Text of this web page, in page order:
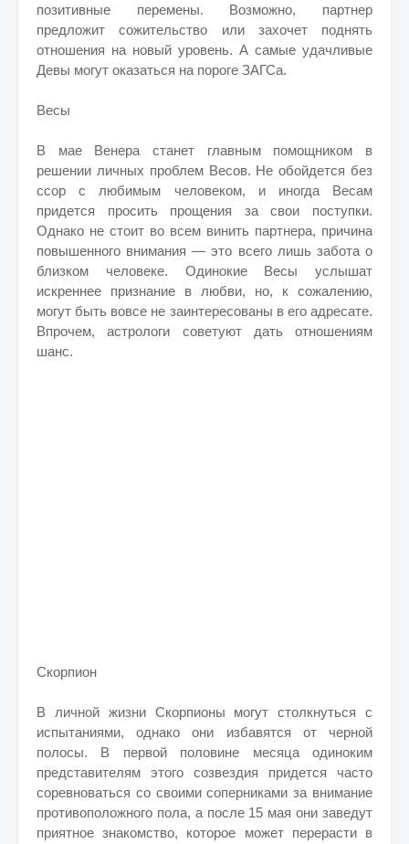
позитивные перемены. Возможно, партнер
предложит сожительство или захочет поднять
отношения на новый уровень. А самые удачливые
Девы могут оказаться на пороге ЗАГСа.
Весы
В мае Венера станет главным помощником в
решении личных проблем Весов. Не обойдется без
ссор с любимым человеком, и иногда Весам
придется просить прощения за свои поступки.
Однако не стоит во всем винить партнера, причина
повышенного внимания — это всего лишь забота о
близком человеке. Одинокие Весы услышат
искреннее признание в любви, но, к сожалению,
могут быть вовсе не заинтересованы в его адресате.
Впрочем, астрологи советуют дать отношениям
шанс.
Скорпион
В личной жизни Скорпионы могут столкнуться с
испытаниями, однако они избавятся от черной
полосы. В первой половине месяца одиноким
представителям этого созвездия придется часто
соревноваться со своими соперниками за внимание
противоположного пола, а после 15 мая они заведут
приятное знакомство, которое может перерасти в